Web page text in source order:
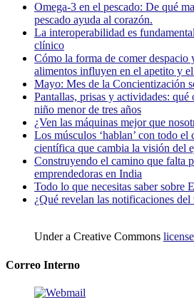
Omega-3 en el pescado: De qué
pescado ayuda al corazón.
La interoperabilidad es
clínico
Cómo la forma de comer despacio
alimentos influyen en el apetito y
Mayo: Mes de la Concientización
Pantallas, prisas y actividades: qué
niño menor de tres años
¿Ven las máquinas mejor que
Los músculos ‘hablan’ con todo
científica que cambia la visión del
Construyendo el camino que falta
emprendedoras en India
Todo lo que necesitas saber sobre
¿Qué revelan las notificaciones del
Under a Creative Commons license
Correo Interno